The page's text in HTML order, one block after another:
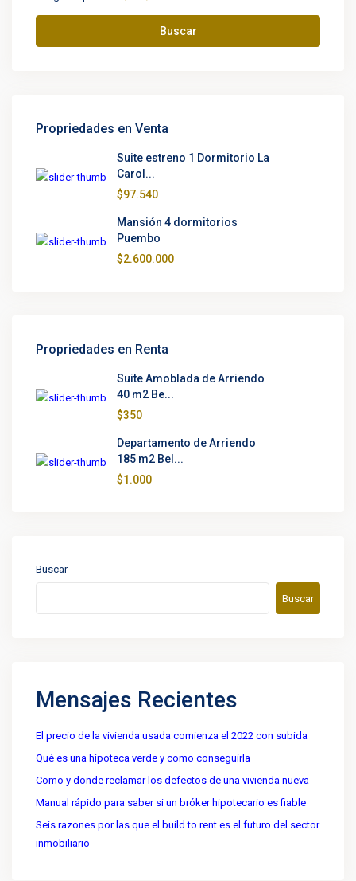
Buscar
Propriedades en Venta
Suite estreno 1 Dormitorio La
Carol...
$97.540
Mansión 4 dormitorios
Puembo
$2.600.000
Propriedades en Renta
Suite Amoblada de Arriendo
40 m2 Be...
$350
Departamento de Arriendo
185 m2 Bel...
$1.000
Buscar
Buscar
Mensajes Recientes
El precio de la vivienda usada comienza el 2022 con subida
Qué es una hipoteca verde y como conseguirla
Como y donde reclamar los defectos de una vivienda nueva
Manual rápido para saber si un bróker hipotecario es fiable
Seis razones por las que el build to rent es el futuro del sector
inmobiliario